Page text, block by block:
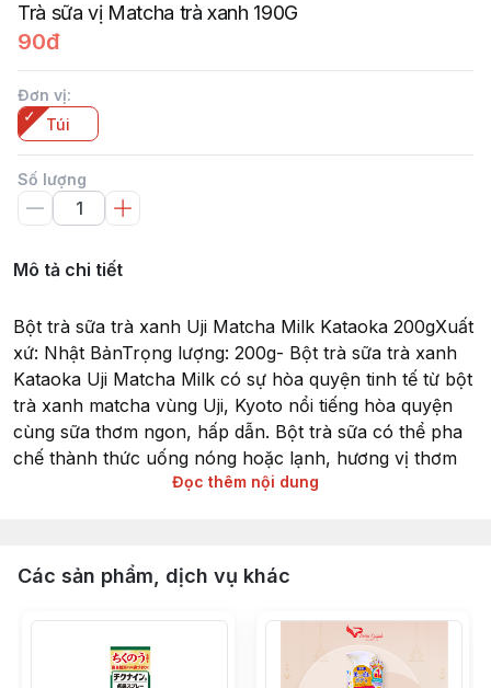
Trà sữa vị Matcha trà xanh 190G
90đ
Đơn vị:
Túi
Số lượng
Mô tả chi tiết
Bột trà sữa trà xanh Uji Matcha Milk Kataoka 200gXuất
xứ: Nhật BảnTrọng lượng: 200g- Bột trà sữa trà xanh
Kataoka Uji Matcha Milk có sự hòa quyện tinh tế từ bột
trà xanh matcha vùng Uji, Kyoto nổi tiếng hòa quyện
cùng sữa thơm ngon, hấp dẫn. Bột trà sữa có thể pha
chế thành thức uống nóng hoặc lạnh, hương vị thơm
ngon.- Sử dụng sản phẩm giúp hỗ trợ ngăn ngừa ung
quá trình trao đổi chất trong cơ thể, giúp bạn ăn ngon
miệng hơn.-Hỗ trợ có quá trình giảm béo khi giảm thiểu
lượng cholesterol trong cơ thể, chống tăng cân, duy trì
vóc dáng thon gọn, săn chắc.- Làm chậm lại quá trình
lão hóa của da, cải thiện các nếp nhăn, giúp da luôn
Đọc thêm nội dung
Các sản phẩm, dịch vụ khác